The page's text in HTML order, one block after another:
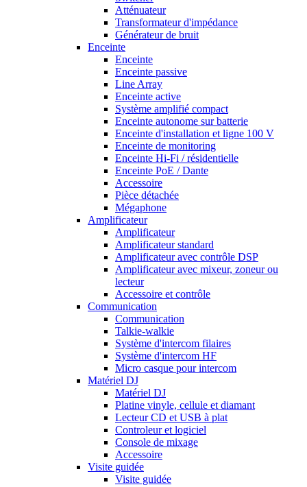
Atténuateur
Transformateur d'impédance
Générateur de bruit
Enceinte
Enceinte
Enceinte passive
Line Array
Enceinte active
Système amplifié compact
Enceinte autonome sur batterie
Enceinte d'installation et ligne 100 V
Enceinte de monitoring
Enceinte Hi-Fi / résidentielle
Enceinte PoE / Dante
Accessoire
Pièce détachée
Mégaphone
Amplificateur
Amplificateur
Amplificateur standard
Amplificateur avec contrôle DSP
Amplificateur avec mixeur, zoneur ou
lecteur
Accessoire et contrôle
Communication
Communication
Talkie-walkie
Système d'intercom filaires
Système d'intercom HF
Micro casque pour intercom
Matériel DJ
Matériel DJ
Platine vinyle, cellule et diamant
Lecteur CD et USB à plat
Controleur et logiciel
Console de mixage
Accessoire
Visite guidée
Visite guidée